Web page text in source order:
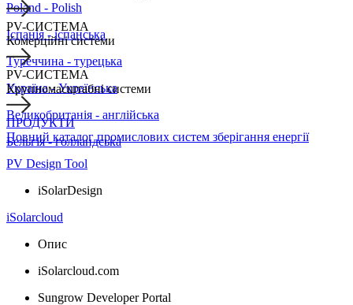
Poland - Polish
Іспанія - іспанська
Туреччина - турецька
Україна - Українська
Великобританія - англійська
Бельгія - голландська
PV-СИСТЕМА
Комерційні системи
PV-СИСТЕМА
Крупномасштабні системи
ПРОДУКТИ
Повний каталог промислових систем зберігання енергії
PV Design Tool
iSolarDesign
iSolarcloud
Опис
iSolarcloud.com
Sungrow Developer Portal